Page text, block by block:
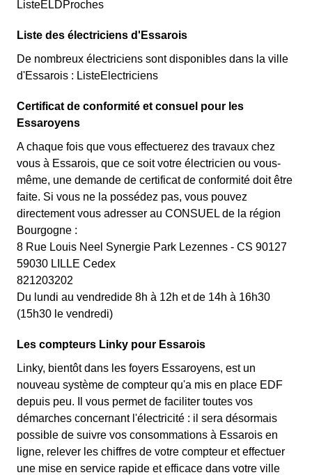
ListeELDProches
Liste des électriciens d'Essarois
De nombreux électriciens sont disponibles dans la ville
d'Essarois : ListeElectriciens
Certificat de conformité et consuel pour les
Essaroyens
A chaque fois que vous effectuerez des travaux chez
vous à Essarois, que ce soit votre électricien ou vous-
même, une demande de certificat de conformité doit être
faite. Si vous ne la possédez pas, vous pouvez
directement vous adresser au CONSUEL de la région
Bourgogne :
8 Rue Louis Neel Synergie Park Lezennes - CS 90127
59030 LILLE Cedex
821203202
Du lundi au vendredide 8h à 12h et de 14h à 16h30
(15h30 le vendredi)
Les compteurs Linky pour Essarois
Linky, bientôt dans les foyers Essaroyens, est un
nouveau système de compteur qu'a mis en place EDF
depuis peu. Il vous permet de faciliter toutes vos
démarches concernant l'électricité : il sera désormais
possible de suivre vos consommations à Essarois en
ligne, relever les chiffres de votre compteur et effectuer
une mise en service rapide et efficace dans votre ville